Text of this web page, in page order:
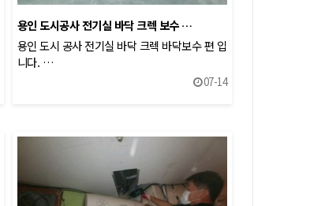
용인 도시공사 전기실 바닥 크렉 보수 …
용인 도시 공사 전기실 바닥 크렉 바닥보수 편 입
니다. …
07-14